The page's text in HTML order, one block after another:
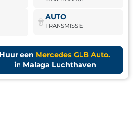
AUTO
TRANSMISSIE
Huur een Mercedes GLB Auto.
in Malaga Luchthaven